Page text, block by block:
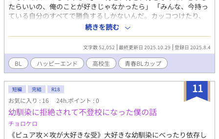
斗を迎え入れるために早めに子どもをつくろうと蒼と相談してい
たため、会社には勤めずにフリーランスとして仕事をしている ・
蒼のことは家族としての好意を持っており、光希のこともちゃん
と愛している ・運命の番（蒼）に出会ったときは本能によって心
が惹かれるのを感じたが、秀斗の姿がないのに気づいた瞬間に絶
望をして一時期病んでた ※他サイトにも掲載しています ビーボ
ーイ創作BL大賞３に応募していた作品です
たらいいの、俺のことが好きじゃなかったら」 「みんな、今持っ
ている自分のすべてで勝負するしかないんだ。カッコつけたり、
自分じゃない人に憧れても仕方がない」 東京の高校を不登校にな
り、熱海の叔父の元に越してきた澄人。 夜間高校に通い出した彼
は『この街が孤独だと感じる人と、僕は恋がしたい』という机の
落書きを見つけた。全日制の生徒の落書き。彼はその相手と机を
使って文通を始める。 同じころ、彼は映画監督を志す夏海と出会
う。 文通の相手が夏海だと気づき、彼に惹かれていく澄人だが、
自分に自信がない彼は、実は文通で別人のふりをしていて―― ジ
ャズの響きに乗せて贈る、初夏の海辺の街で繰り広げられるピュ
アな青春BL。 恋に翻弄されながら、恋に勇気づけられて、夢や家
族や孤独や現実と向き合って成長していく男子高校生たちのお話
です。 日暮澄人(ひぐらし すみと) 夜間高校に通う東京から来た
真面目すぎるちょっと不良。2回目の高校2年生(17) × 望月夏
海(もちづき かい) 澄人の机を昼間に使っている、東京に憧れる
続きを読む
文字数 52,052 最終更新日 2025.10.29 登録日 2025.8.4
BL ハッピーエンド 高校生 青春BLカップ​
11
短編 完結 R18
お気に入り : 16 24h.ポイント : 0
幼馴染に拒絶されて不登校になった僕の話
チョロケロ
《ピュア攻×攻が大好きな受》大好きな幼馴染にべったり依存し